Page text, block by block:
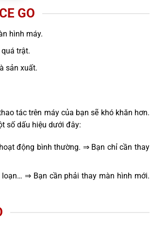
GO
hình máy.
trật.
sản xuất.
tác trên máy của bạn sẽ khó khăn hơn.
số dấu hiệu dưới đây:
động bình thường. ⇒ Bạn chỉ cần thay
⇒ Bạn cần phải thay màn hình mới.